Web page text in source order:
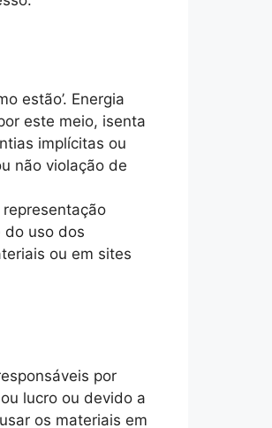
estão’. Energia
este meio, isenta
implícitas ou
não violação de
do uso dos
ou em sites
​​por
lucro ou devido a
os materiais em